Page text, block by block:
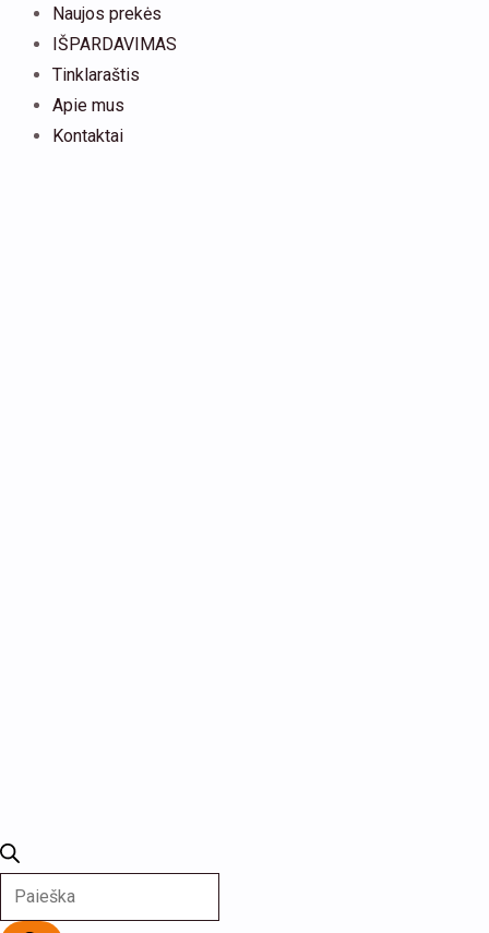
Naujos prekės
IŠPARDAVIMAS
Tinklaraštis
Apie mus
Kontaktai